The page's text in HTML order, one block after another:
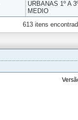
URBANAS 1º A
MEDIO
613 itens